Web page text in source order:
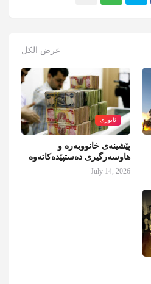
عرض الكل
ئابوری
پێشینەی خانووبەرە و
هاوسەرگیری دەستپێدەکاتەوە
July 14, 2026